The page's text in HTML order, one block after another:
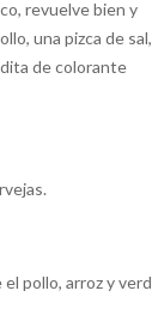
revuelve bien y
una pizca de
de colorante
pollo, arroz y